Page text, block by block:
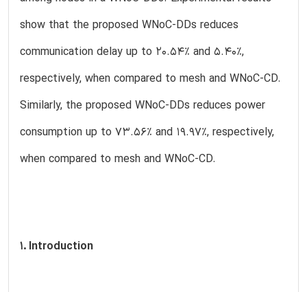
show that the proposed WNoC-DDs reduces
communication delay up to 20.54% and 5.40%,
respectively, when compared to mesh and WNoC-CD.
Similarly, the proposed WNoC-DDs reduces power
consumption up to 73.56% and 19.97%, respectively,
when compared to mesh and WNoC-CD.
1. Introduction